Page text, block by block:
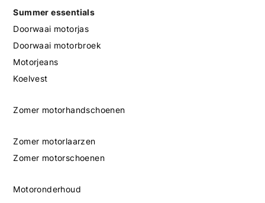
Summer essentials
Doorwaai motorjas
Doorwaai motorbroek
Motorjeans
Koelvest
Zomer motorhandschoenen
Zomer motorlaarzen
Zomer motorschoenen
Motoronderhoud